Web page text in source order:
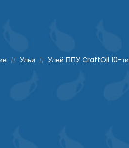
// Ульи // Улей ППУ CraftOil 10-ти